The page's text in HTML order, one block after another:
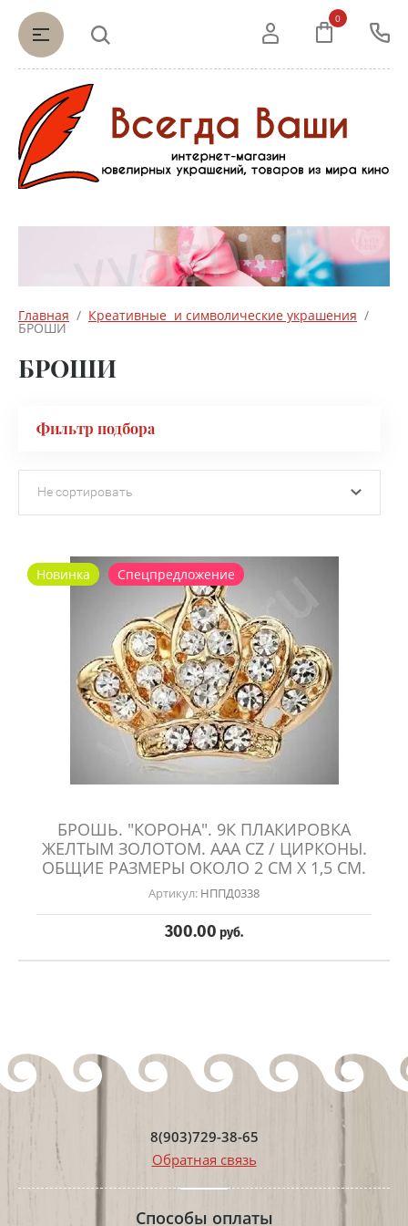
0
Главная
  /
Креативные  и символические украшения
  /
БРОШИ
БРОШИ
Фильтр подбора
Не сортировать
Новинка Спецпредложение
БРОШЬ. "КОРОНА". 9К ПЛАКИРОВКА
ЖЕЛТЫМ ЗОЛОТОМ. AAA CZ / ЦИРКОНЫ.
ОБЩИЕ РАЗМЕРЫ ОКОЛО 2 СМ Х 1,5 СМ.
Артикул: НППД0338
300.00 руб.
8(903)729-38-65
Обратная связь
Способы оплаты